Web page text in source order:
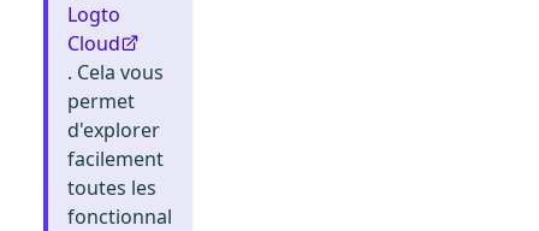
Logto
Cloud
. Cela vous
permet
d'explorer
facilement
toutes les
fonctionnal